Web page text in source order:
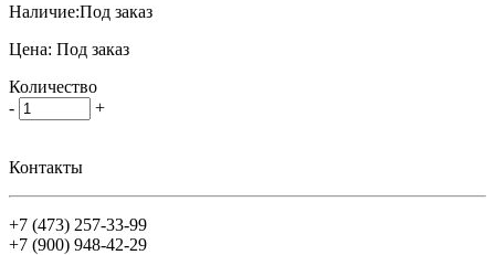
Наличие:Под заказ
Цена: Под заказ
Количество
-
+
Контакты
+7 (473) 257-33-99
+7 (900) 948-42-29